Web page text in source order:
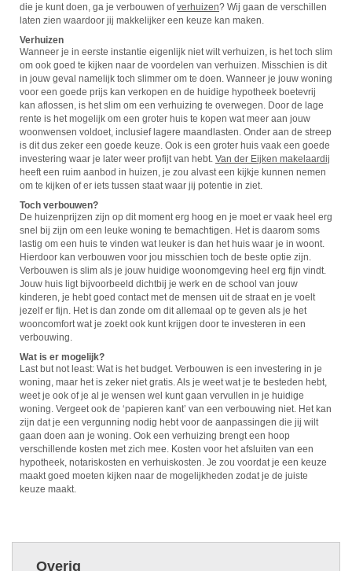
die je kunt doen, ga je verbouwen ofverhuizen? Wij gaan de verschillen
laten zien waardoor jij makkelijker een keuze kan maken.
Verhuizen
Wanneer je in eerste instantie eigenlijk niet wilt verhuizen, is het toch slim
om ook goed te kijken naar de voordelen van verhuizen. Misschien is dit
in jouw geval namelijk toch slimmer om te doen. Wanneer je jouw woning
voor een goede prijs kan verkopen en de huidige hypotheek boetevrij
kan aflossen, is het slim om een verhuizing te overwegen. Door de lage
rente is het mogelijk om een groter huis te kopen wat meer aan jouw
woonwensen voldoet, inclusief lagere maandlasten. Onder aan de streep
is dit dus zeker een goede keuze. Ook is een groter huis vaak een goede
investering waar je later weer profijt van hebt. Van der Eijken makelaardij
heeft een ruim aanbod in huizen, je zou alvast een kijkje kunnen nemen
om te kijken of er iets tussen staat waar jij potentie in ziet.
Toch verbouwen?
De huizenprijzen zijn op dit moment erg hoog en je moet er vaak heel erg
snel bij zijn om een leuke woning te bemachtigen. Het is daarom soms
lastig om een huis te vinden wat leuker is dan het huis waar je in woont.
Hierdoor kan verbouwen voor jou misschien toch de beste optie zijn.
Verbouwen is slim als je jouw huidige woonomgeving heel erg fijn vindt.
Jouw huis ligt bijvoorbeeld dichtbij je werk en de school van jouw
kinderen, je hebt goed contact met de mensen uit de straat en je voelt
jezelf er fijn. Het is dan zonde om dit allemaal op te geven als je het
wooncomfort wat je zoekt ook kunt krijgen door te investeren in een
verbouwing.
Wat is er mogelijk?
Last but not least: Wat is het budget. Verbouwen is een investering in je
woning, maar het is zeker niet gratis. Als je weet wat je te besteden hebt,
weet je ook of je al je wensen wel kunt gaan vervullen in je huidige
woning. Vergeet ook de ‘papieren kant’ van een verbouwing niet. Het kan
zijn dat je een vergunning nodig hebt voor de aanpassingen die jij wilt
gaan doen aan je woning. Ook een verhuizing brengt een hoop
verschillende kosten met zich mee. Kosten voor het afsluiten van een
hypotheek, notariskosten en verhuiskosten. Je zou voordat je een keuze
maakt goed moeten kijken naar de mogelijkheden zodat je de juiste
keuze maakt.
Overig